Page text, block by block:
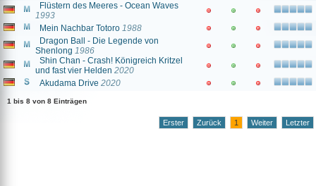
Flüstern des Meeres - Ocean Waves
1993
Mein Nachbar Totoro 1988
Dragon Ball - Die Legende von
Shenlong 1986
Shin Chan - Crash! Königreich Kritzel
und fast vier Helden 2020
Akudama Drive 2020
1 bis 8 von 8 Einträgen
Erster Zurück 1 Weiter Letzter